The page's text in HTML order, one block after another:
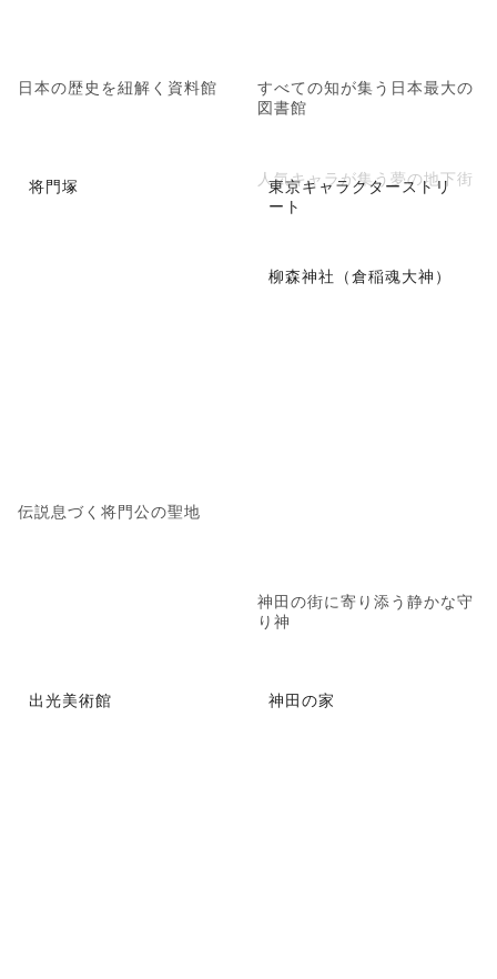
日本の歴史を紐解く資料館
すべての知が集う日本最大の
図書館
将門塚
伝説息づく将門公の聖地
東京キャラクターストリ
ート
人気キャラが集う夢の地下街
柳森神社（倉稲魂大神）
神田の街に寄り添う静かな守
り神
出光美術館 神田の家